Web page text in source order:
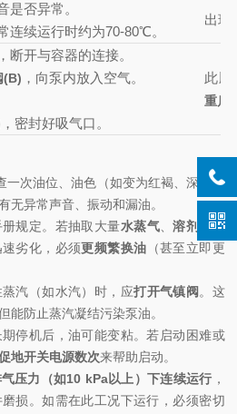
是否异常。
连续运行时约为70-80℃。
出现
，断开与容器的连接。
(B) ，向泵内放入空气。
密封好吸气口。
此顺
重启
一次油位、油色（如变为红褐、深棕或
无异常声音、振动和漏油。
册规定。若抽取大量水蒸气、溶剂 或腐
速劣化，必须更频繁换油 （甚至立即更
蒸汽（如水汽）时，应打开气镇阀 。这
能防止蒸汽凝结污染泵油。
期停机后，油可能变粘。若启动困难或
地开关电源数次来帮助启动。
压力（如10 kPa以上）下连续运行 ，
损。如需在此工况下运行，必须密切